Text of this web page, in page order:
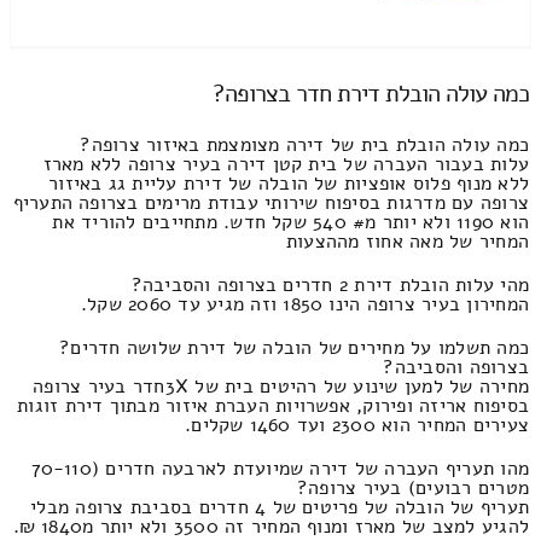
כמה עולה הובלת דירת חדר בצרופה?
כמה עולה הובלת בית של דירה מצומצמת באיזור צרופה?
עלות בעבור העברה של בית קטן דירה בעיר צרופה ללא מארז
ללא מנוף פלוס אופציות של הובלה של דירת עליית גג באיזור
צרופה עם מדרגות בסיפוח שירותי עבודת מרימים בצרופה התעריף
הוא 1190 ולא יותר מ# 540 שקל חדש. מתחייבים להוריד את
המחיר של מאה אחוז מההצעות
מהי עלות הובלת דירת 2 חדרים בצרופה והסביבה?
המחירון בעיר צרופה הינו 1850 וזה מגיע עד 2060 שקל.
כמה תשלמו על מחירים של הובלה של דירת שלושה חדרים?
בצרופה והסביבה?
מחירה של למען שינוע של רהיטים בית של 3Xחדר בעיר צרופה
בסיפוח אריזה ופירוק, אפשרויות העברת איזור מבתוך דירת זוגות
צעירים המחיר הוא 2300 ועד 1460 שקלים.
מהו תעריף העברה של דירה שמיועדת לארבעה חדרים (70-110
מטרים רבועים) בעיר צרופה?
תעריף של הובלה של פריטים של 4 חדרים בסביבת צרופה מבלי
להגיע למצב של מארז ומנוף המחיר זה 3500 ולא יותר מ1840 ₪.